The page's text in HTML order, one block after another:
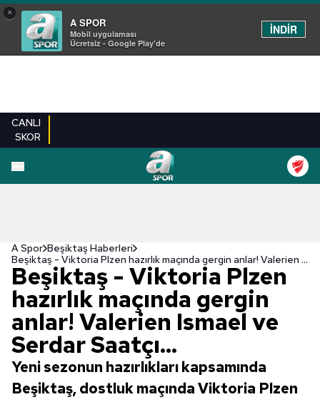
×
A SPOR
Mobil uygulaması
Ücretsiz - Google Play'de
İNDİR
CANLI
SKOR
A Spor Beşiktaş Haberleri
Beşiktaş - Viktoria Plzen hazırlık maçında gergin anlar! Valerien Ismael ve Serdar Saatçı...
Beşiktaş - Viktoria Plzen
hazırlık maçında gergin
anlar! Valerien Ismael ve
Serdar Saatçı...
Yeni sezonun hazırlıkları kapsamında
Beşiktaş, dostluk maçında Viktoria Plzen